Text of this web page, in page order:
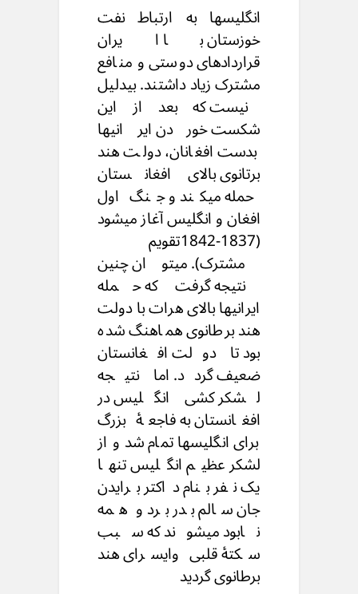
انگلیسها به ارتباط نفت
خوزستان با ایران
قراردادهای دوستی و منافع
مشترک زیاد داشتند. بیدلیل
نیست که بعد از این
شکست خوردن ایرانیها
بدست افغانان، دولت هند
برتانوی بالای افغانستان
حمله میکند و جنگ اول
افغان و انگلیس آغاز میشود
(1837-1842تقویم
مشترک). میتوان چنین
نتیجه گرفت که حمله
ایرانیها بالای هرات با دولت
هند برطانوی هماهنگ شده
بود تا دولت افغانستان
ضعیف گردد. اما نتیجه
لشکر کشی انگلیس در
افغانستان به فاجعهٔ بزرگ
برای انگلیسها تمام شد و از
لشکر عظیم انگلیس تنها
یک نفر بنام داکتر برایدن
جان سالم بدر برد و همه
نابود میشوند که سبب
سکتهٔ قلبی وایسرای هند
برطانوی گردید